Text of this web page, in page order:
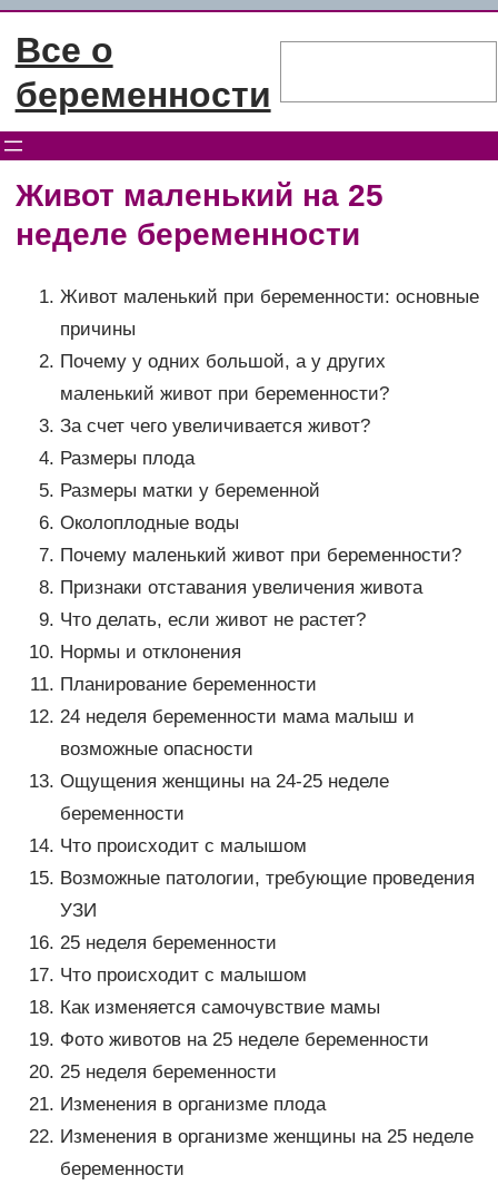
Перейти
содержимому
Все о
беременности
Живот маленький на 25
неделе беременности
Живот маленький при беременности: основные
причины
Почему у одних большой, а у других
маленький живот при беременности?
За счет чего увеличивается живот?
Размеры плода
Размеры матки у беременной
Околоплодные воды
Почему маленький живот при беременности?
Признаки отставания увеличения живота
Что делать, если живот не растет?
Нормы и отклонения
Планирование беременности
24 неделя беременности мама малыш и
возможные опасности
Ощущения женщины на 24-25 неделе
беременности
Что происходит с малышом
Возможные патологии, требующие проведения
УЗИ
25 неделя беременности
Что происходит с малышом
Как изменяется самочувствие мамы
Фото животов на 25 неделе беременности
25 неделя беременности
Изменения в организме плода
Изменения в организме женщины на 25 неделе
беременности